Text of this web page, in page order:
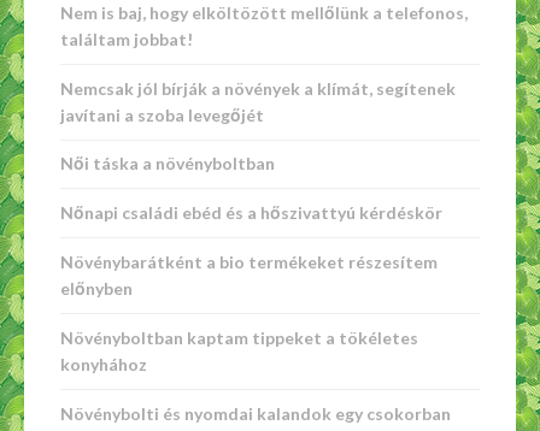
Nem is baj, hogy elköltözött mellőlünk a telefonos,
találtam jobbat!
Nemcsak jól bírják a növények a klímát, segítenek
javítani a szoba levegőjét
Női táska a növényboltban
Nőnapi családi ebéd és a hőszivattyú kérdéskör
Növénybarátként a bio termékeket részesítem
előnyben
Növényboltban kaptam tippeket a tökéletes
konyhához
Növénybolti és nyomdai kalandok egy csokorban